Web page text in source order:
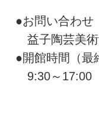
●お問い合わせ
益子陶芸美術
●開館時間（最
9:30～17:00